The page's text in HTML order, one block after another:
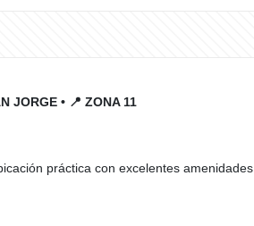
JORGE • 📍 ZONA 11
práctica con excelentes amenidades.